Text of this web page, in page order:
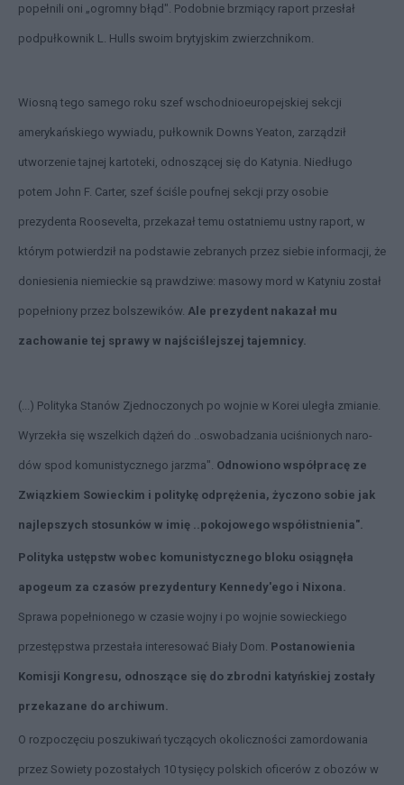
popełnili oni „ogromny błąd". Podobnie brzmiący raport przesłał
podpułkownik L. Hulls swoim brytyjskim zwierzchnikom.
Wiosną tego samego roku szef wschodnioeuropejskiej sekcji
amerykańskiego wywiadu, pułkownik Downs Yeaton, zarządził
utworzenie tajnej kartoteki, odnoszącej się do Katynia. Niedługo
potem John F. Carter, szef ściśle poufnej sekcji przy osobie
prezydenta Roosevelta, przekazał temu ostatniemu ustny raport, w
którym potwierdził na podstawie zebranych przez siebie informacji, że
doniesienia niemieckie są prawdziwe: masowy mord w Katyniu został
popełniony przez bolszewików. Ale prezydent nakazał mu
zachowanie tej sprawy w najściślejszej tajemnicy.
(...) Polityka Stanów Zjednoczonych po wojnie w Korei uległa zmianie.
Wyrzekła się wszelkich dążeń do ..oswobadzania uciśnionych naro­
dów spod komunistycznego jarzma". Odnowiono współpracę ze
Związkiem Sowieckim i politykę odprężenia, życzono sobie jak
najlepszych stosunków w imię ..pokojowego współistnienia".
Polityka ustępstw wobec komunistycznego bloku osiągnęła
apogeum za czasów prezydentury Kennedy'ego i Nixona.
Sprawa popełnionego w czasie wojny i po wojnie sowieckiego
przestępstwa przestała interesować Biały Dom. Postanowienia
Komisji Kongresu, odnoszące się do zbrodni katyńskiej zostały
przekazane do archiwum.
O rozpoczęciu poszukiwań tyczących okoliczności zamordowania
przez Sowiety pozostałych 10 tysięcy polskich oficerów z obozów w